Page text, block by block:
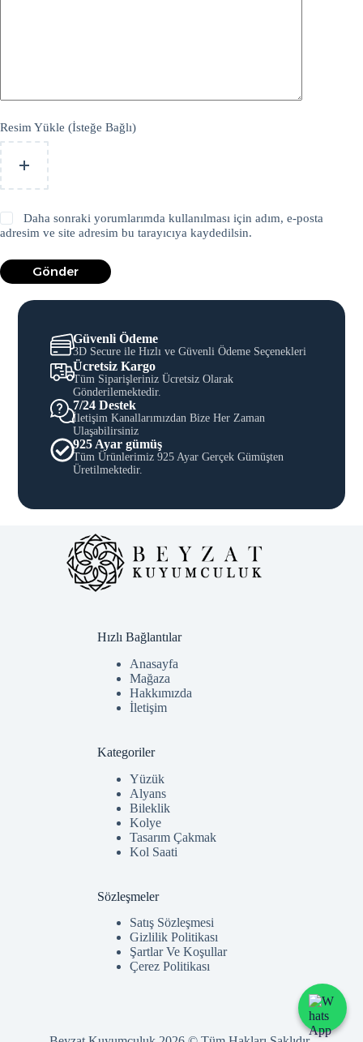
Resim Yükle (İsteğe Bağlı)
Daha sonraki yorumlarımda kullanılması için adım, e-posta
adresim ve site adresim bu tarayıcıya kaydedilsin.
Gönder
Güvenli Ödeme
3D Secure ile Hızlı ve Güvenli Ödeme Seçenekleri
Ücretsiz Kargo
Tüm Siparişleriniz Ücretsiz Olarak
Gönderilemektedir.
7/24 Destek
İletişim Kanallarımızdan Bize Her Zaman
Ulaşabilirsiniz
925 Ayar gümüş
Tüm Ürünlerimiz 925 Ayar Gerçek Gümüşten
Üretilmektedir.
Hızlı Bağlantılar
Anasayfa
Mağaza
Hakkımızda
İletişim
Kategoriler
Yüzük
Alyans
Bileklik
Kolye
Tasarım Çakmak
Kol Saati
Sözleşmeler
Satış Sözleşmesi
Gizlilik Politikası
Şartlar Ve Koşullar
Çerez Politikası